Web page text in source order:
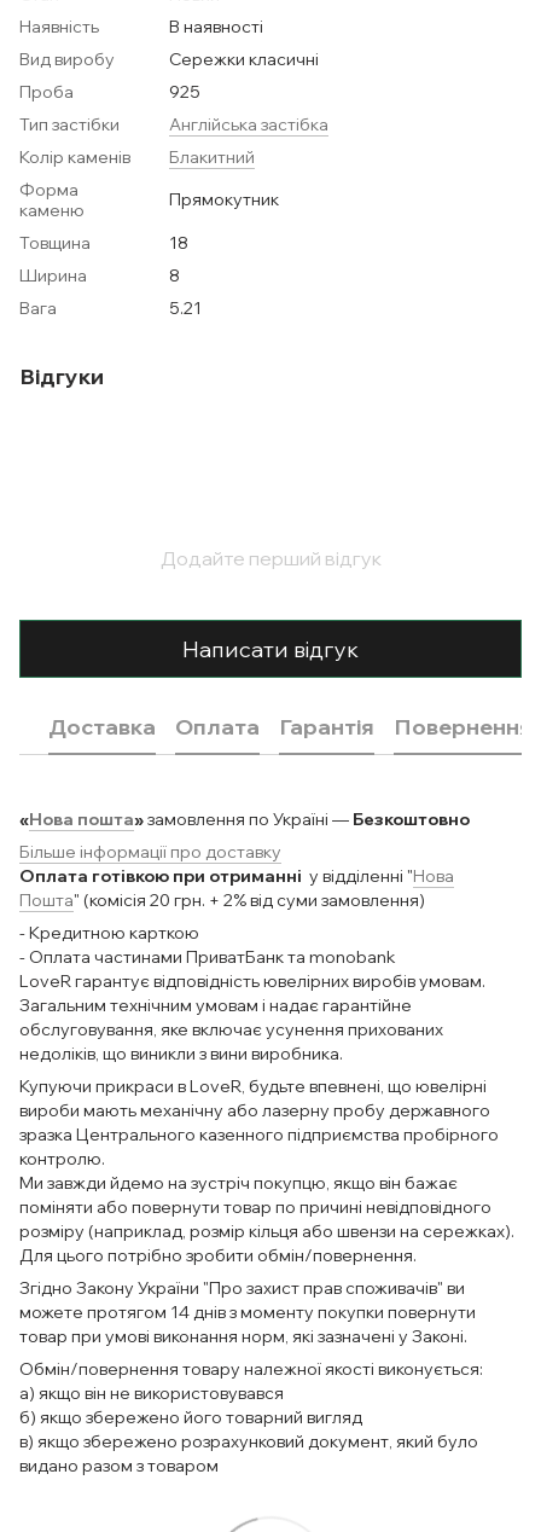
Наявність
В наявності
Вид виробу
Сережки класичні
Проба
925
Тип застібки
Англійська застібка
Колір каменів
Блакитний
Форма
каменю
Прямокутник
Товщина
18
Ширина
8
Вага
5.21
Відгуки
Додайте перший відгук
Написати відгук
Доставка Оплата Гарантія Повернення
«Нова пошта»замовлення по Україні — Безкоштовно
Більше інформації про доставку
Оплата готівкою при отриманні у відділенні "Нова
Пошта" (комісія 20 грн. + 2% від суми замовлення)
- Кредитною карткою
- Оплата частинами ПриватБанк та monobank
LoveR гарантує відповідність ювелірних виробів умовам.
Загальним технічним умовам і надає гарантійне
обслуговування, яке включає усунення прихованих
недоліків, що виникли з вини виробника.
Купуючи прикраси в LoveR, будьте впевнені, що ювелірні
вироби мають механічну або лазерну пробу державного
зразка Центрального казенного підприємства пробірного
контролю.
Ми завжди йдемо на зустріч покупцю, якщо він бажає
поміняти або повернути товар по причині невідповідного
розміру (наприклад, розмір кільця або швензи на сережках).
Для цього потрібно зробити обмін/повернення.
Згідно Закону України "Про захист прав споживачів" ви
можете протягом 14 днів з моменту покупки повернути
товар при умові виконання норм, які зазначені у Законі.
Обмін/повернення товару належної якості виконується:
а) якщо він не використовувався
б) якщо збережено його товарний вигляд
в) якщо збережено розрахунковий документ, який було
видано разом з товаром